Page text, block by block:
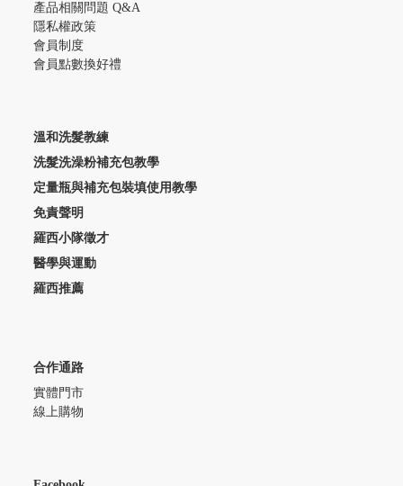
產品相關問題 Q&A
隱私權政策
會員制度
會員點數換好禮
溫和洗髮教練
洗髮洗澡粉補充包教學
定量瓶與補充包裝填使用教學
免責聲明
羅西小隊徵才
醫學與運動
羅西推薦
合作通路
實體門市
線上購物